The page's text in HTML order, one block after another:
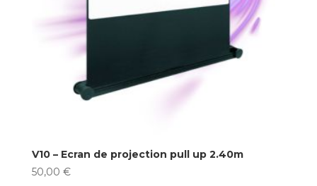
V10 – Ecran de projection pull up 2.40m
50,00 €